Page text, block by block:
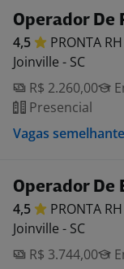
Operador De
4,5 PRONTA RH
Joinville - SC
R$ 2.260,00
Presencial
Vagas
Operador De
4,5 PRONTA RH
Joinville - SC
R$ 3.744,00